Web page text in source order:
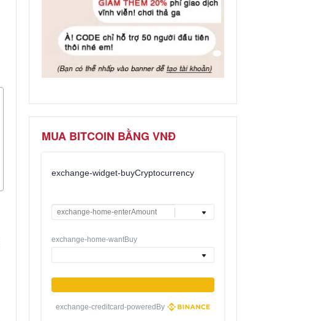
MUA BITCOIN BẰNG VNĐ
exchange-widget-buyCryptocurrency
exchange-home-wantBuy
exchange-creditcard-poweredBy